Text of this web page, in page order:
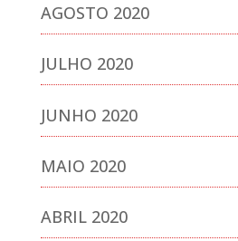
AGOSTO 2020
JULHO 2020
JUNHO 2020
MAIO 2020
ABRIL 2020